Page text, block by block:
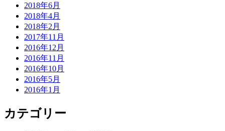
2018年6月
2018年4月
2018年2月
2017年11月
2016年12月
2016年11月
2016年10月
2016年5月
2016年1月
カテゴリー